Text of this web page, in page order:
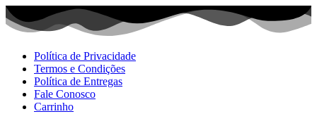
Ir
para
Política de Privacidade
Termos e Condições
Política de Entregas
Fale Conosco
Carrinho